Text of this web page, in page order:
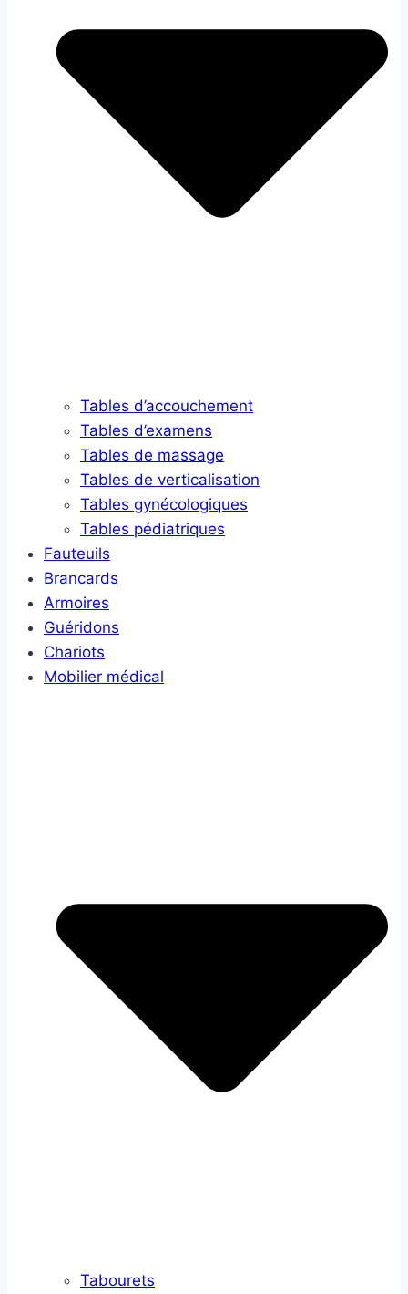
Tables d’accouchement
Tables d’examens
Tables de massage
Tables de verticalisation
Tables gynécologiques
Tables pédiatriques
Fauteuils
Brancards
Armoires
Guéridons
Chariots
Mobilier médical
Tabourets